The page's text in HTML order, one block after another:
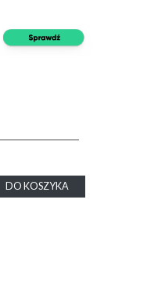
DO KOSZYKA